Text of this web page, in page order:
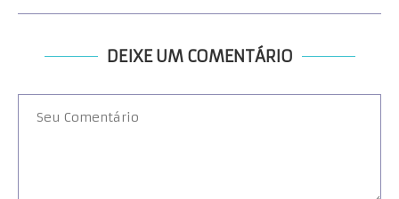
DEIXE UM COMENTÁRIO